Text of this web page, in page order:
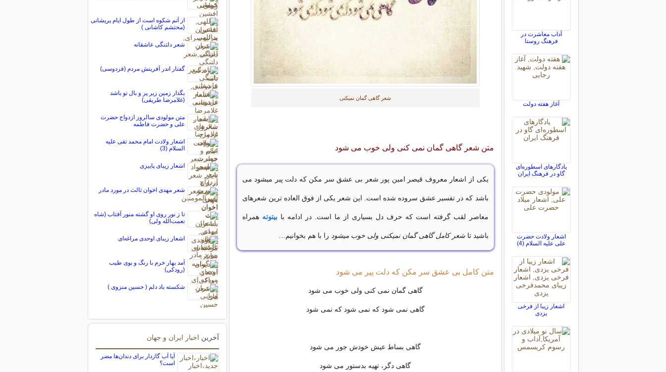
شعر گاهی گمان نمیکنی
متن شعر گاهی گمان نمی کنی ولی خوب می شود
یکی از اشعار معروف قیصر امین پور شعر بی عشق سر مکن که دلت پیر میشود می
باشد که در تفسیر عشق سروده شده است. این شعر یکی از فوق العاده ترین شعرهای
معاصر لقب گرفته است که حرف دل بسیاری از ما است. در ادامه بابیتوته همراه
باشید تا شعر کامل گاهی گمان نمیکنی ولی خوب میشود را با هم بخوانیم…
متن کامل بی عشق سر مکن که دلت پیر می شود
گاهی گمان نمی کنی ولی خوب می شود
گاهی نمی شود که نمی شود که نمی شود
گاهی بساط عیش خودش جور می شود
گاهی دگر، تهیه بدستور می شود
آداب معاشرت در
فرهنگ روستا
آغاز هفته دولت
یادگارهای اسطوره‌ای
گاو در فرهنگ ایران
اشعار ولادت حضرت
علی علیه السلام (4)
اشعار زیبا از فرخی
یزدی
از آنم شکوه است از طول ایام پریشانی
(محتشم کاشانی )
شعر دلتنگی عاشقانه
گفتار اندر آفرینش مردم (فردوسی)
بگذار زمین زیر پر و بال تو باشد
(غلامرضا طریقی)
متن مولودی سالروز ازدواج حضرت
علی و حضرت فاطمه
اشعار ولادت امام محمد تقی علیه
السلام (3)
اشعار زیبای پاییزی
شعر مهدی اخوان ثالث در مورد مادر
تا ز نور روی او گشته منور آفتاب (شاه
نعمت‌الله ولی)
اشعار زیبای اوحدی مراغه‌ای
آمد بهار خرم با رنگ و بوی طیب
(رودکی)
شکسته باد دلم ( حسین منزوی )
آخرین اخبار ایران و جهان
آیا آب گازدار برای دندان‌ها مضر
است؟